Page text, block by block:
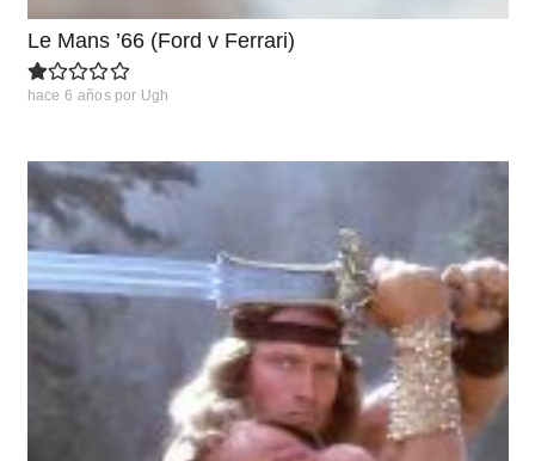
Le Mans ’66 (Ford v Ferrari)
hace 6 años por Ugh